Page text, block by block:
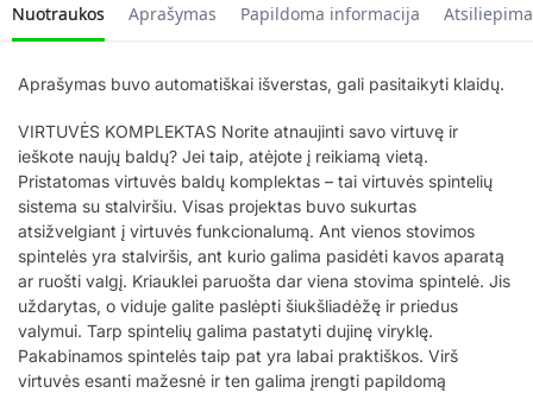
Nuotraukos Aprašymas Papildoma informacija
Aprašymas buvo automatiškai išverstas, gali pasitaikyti klaidų.
VIRTUVĖS KOMPLEKTAS Norite atnaujinti savo virtuvę ir
ieškote naujų baldų? Jei taip, atėjote į reikiamą vietą.
Pristatomas virtuvės baldų komplektas – tai virtuvės spintelių
sistema su stalviršiu. Visas projektas buvo sukurtas
atsižvelgiant į virtuvės funkcionalumą. Ant vienos stovimos
spintelės yra stalviršis, ant kurio galima pasidėti kavos aparatą
ar ruošti valgį. Kriauklei paruošta dar viena stovima spintelė. Jis
uždarytas, o viduje galite paslėpti šiukšliadėžę ir priedus
valymui. Tarp spintelių galima pastatyti dujinę viryklę.
Pakabinamos spintelės taip pat yra labai praktiškos. Virš
virtuvės esanti mažesnė ir ten galima įrengti papildomą